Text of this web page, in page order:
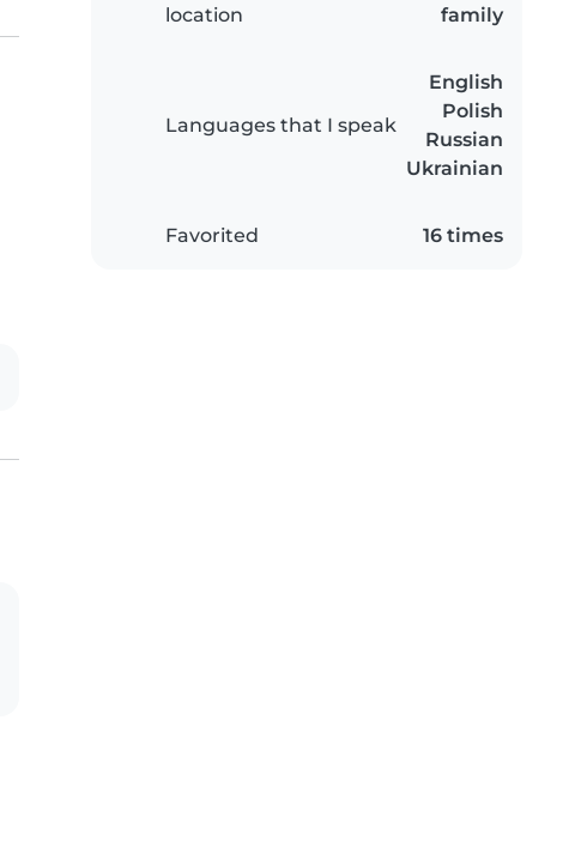
location
family
Languages that I speak
English
Polish
Russian
Ukrainian
Favorited 16 times